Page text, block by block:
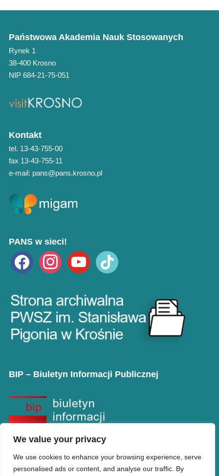
We value your privacy
We use cookies to enhance your browsing experience, serve
personalised ads or content, and analyse our traffic. By
Państwowa Akademia Nauk Stosowanych
Rynek 1
38-400 Krosno
NIP 684-21-75-051
Kontakt
tel. 13-43-755-00
fax 13-43-755-11
e-mail: pans@pans.krosno.pl
PANS w sieci!
facebook instagramyoutube tiktok
BIP – Biuletyn Informacji Publicznej